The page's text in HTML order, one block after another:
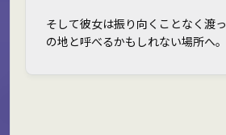
そして彼女は振り向くことなく渡
の地と呼べるかもしれない場所へ。